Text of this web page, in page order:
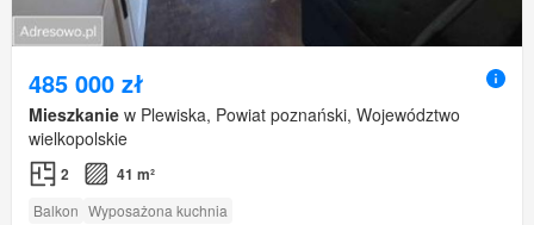
485 000 zł
Mieszkanie w Plewiska, Powiat poznański, Województwo
wielkopolskie
2 41 m²
Balkon Wyposażona kuchnia